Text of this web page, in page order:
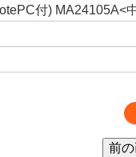
付) MA24105A<